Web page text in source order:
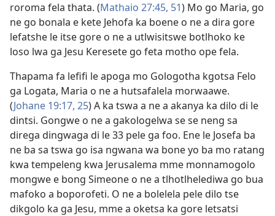
roroma fela thata. (Mathaio 27:45, 51) Mo go Maria, go
ne go bonala e kete Jehofa ka boene o ne a dira gore
lefatshe le itse gore o ne a utlwisitswe botlhoko ke
loso lwa ga Jesu Keresete go feta motho ope fela.
Thapama fa lefifi le apoga mo Gologotha kgotsa Felo
ga Logata, Maria o ne a hutsafalela morwaawe.
(Johane 19:17, 25) A ka tswa a ne a akanya ka dilo di le
dintsi. Gongwe o ne a gakologelwa se se neng sa
direga dingwaga di le 33 pele ga foo. Ene le Josefa ba
ne ba sa tswa go isa ngwana wa bone yo ba mo ratang
kwa tempeleng kwa Jerusalema mme monnamogolo
mongwe e bong Simeone o ne a tlhotlhelediwa go bua
mafoko a boporofeti. O ne a bolelela pele dilo tse
dikgolo ka ga Jesu, mme a oketsa ka gore letsatsi